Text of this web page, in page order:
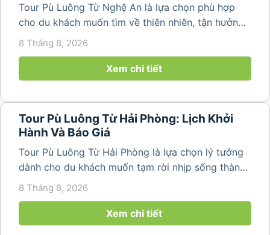
Tour Pù Luông Từ Nghệ An là lựa chọn phù hợp
cho du khách muốn tìm về thiên nhiên, tận hưởng
không khí trong lành và khám phá vẻ đẹp bình yên
của vùng núi Thanh Hóa. Với những bản làng mộc
8 Tháng 8, 2026
Xem chi tiết
Tour Pù Luông Từ Hải Phòng: Lịch Khởi
Hành Và Báo Giá
Tour Pù Luông Từ Hải Phòng là lựa chọn lý tưởng
dành cho du khách muốn tạm rời nhịp sống thành
phố để tìm về không gian núi rừng trong lành,
thang đặc trưng. Từ...
8 Tháng 8, 2026
Xem chi tiết